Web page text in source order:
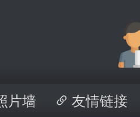
片墙 友情链接